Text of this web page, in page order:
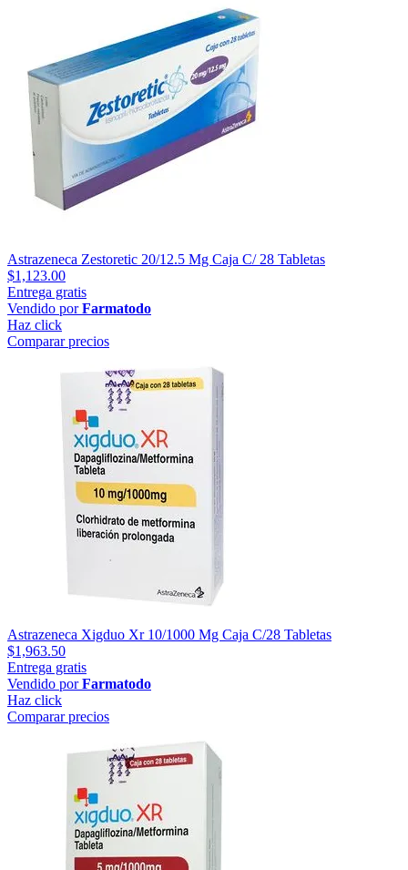
Astrazeneca Zestoretic 20/12.5 Mg Caja C/ 28 Tabletas
$1,123.00
Entrega gratis
Vendido porFarmatodo
Haz click
Comparar precios
Astrazeneca Xigduo Xr 10/1000 Mg Caja C/28 Tabletas
$1,963.50
Entrega gratis
Vendido porFarmatodo
Haz click
Comparar precios